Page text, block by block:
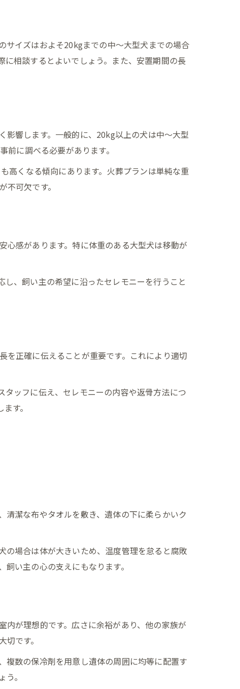
サイズはおよそ20kgまでの中～大型犬までの場合
相談するとよいでしょう。また、安置期間の長
影響します。一般的に、20kg以上の犬は中～大型
に調べる必要があります。
高くなる傾向にあります。火葬プランは単純な重
可欠です。
心感があります。特に体重のある大型犬は移動が
、飼い主の希望に沿ったセレモニーを行うこと
を正確に伝えることが重要です。これにより適切
ッフに伝え、セレモニーの内容や返骨方法につ
す。
潔な布やタオルを敷き、遺体の下に柔らかいク
の場合は体が大きいため、温度管理を怠ると腐敗
い主の心の支えにもなります。
が理想的です。広さに余裕があり、他の家族が
です。
数の保冷剤を用意し遺体の周囲に均等に配置す
。